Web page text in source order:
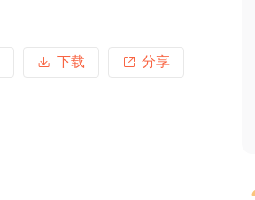
下载 分享